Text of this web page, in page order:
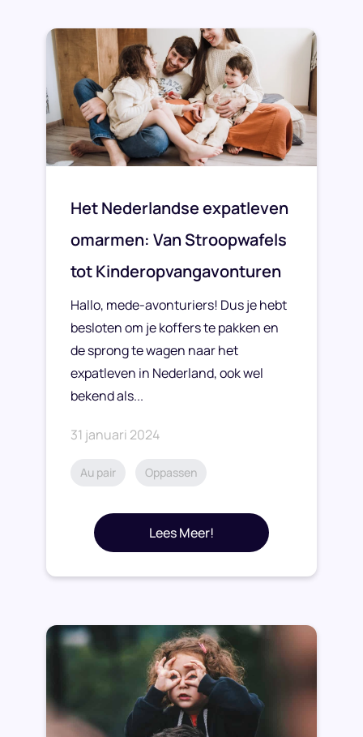
Het Nederlandse expatleven
omarmen: Van Stroopwafels
tot Kinderopvangavonturen
Hallo, mede-avonturiers! Dus je hebt
besloten om je koffers te pakken en
de sprong te wagen naar het
expatleven in Nederland, ook wel
bekend als...
31 januari 2024
Au pair Oppassen
Lees Meer!